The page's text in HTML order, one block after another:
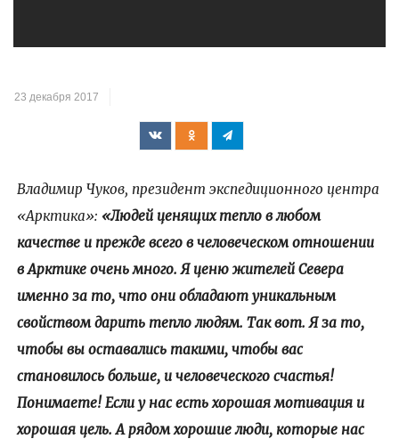
23 декабря 2017
Владимир Чуков, президент экспедиционного центра
«Арктика»: «Людей ценящих тепло в любом
качестве и прежде всего в человеческом отношении
в Арктике очень много. Я ценю жителей Севера
именно за то, что они обладают уникальным
свойством дарить тепло людям. Так вот. Я за то,
чтобы вы оставались такими, чтобы вас
становилось больше, и человеческого счастья!
Понимаете! Если у нас есть хорошая мотивация и
хорошая цель. А рядом хорошие люди, которые нас